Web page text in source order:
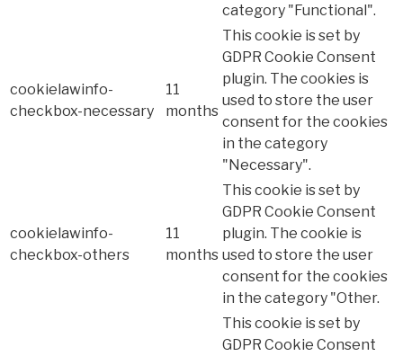
category "Functional".
cookielawinfo-
checkbox-necessary
11
months
This cookie is set by
GDPR Cookie Consent
plugin. The cookies is
used to store the user
consent for the cookies
in the category
"Necessary".
cookielawinfo-
checkbox-others
11
months
This cookie is set by
GDPR Cookie Consent
plugin. The cookie is
used to store the user
consent for the cookies
in the category "Other.
This cookie is set by
GDPR Cookie Consent